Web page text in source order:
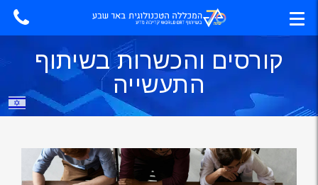
קורסים והכשרות בשיתוף
התעשייה